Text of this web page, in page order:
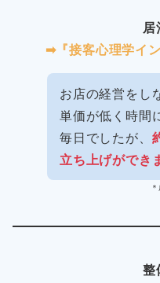
居
➡︎『接客心理学イ
お店の経営をし
単価が低く時間
毎日でしたが、
立ち上げができ
＊成果を保証す
整